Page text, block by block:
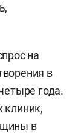
на
в
года.
клиник,
в